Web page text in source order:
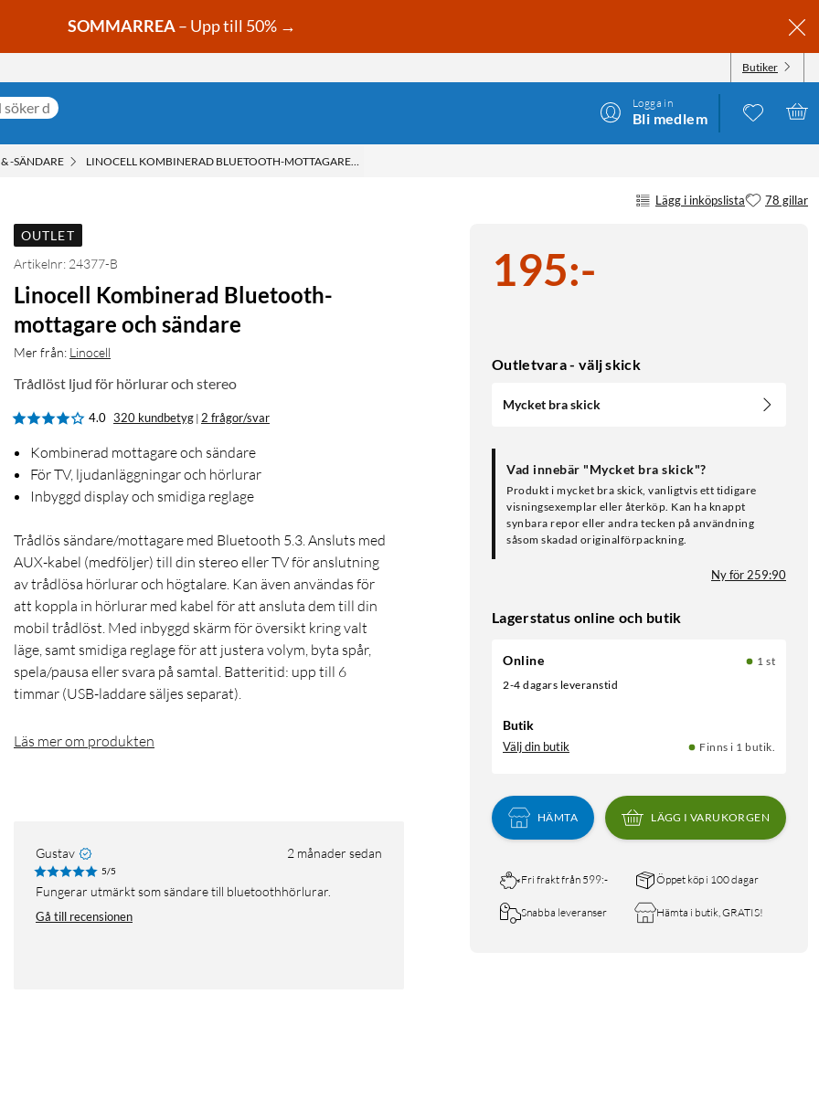
SOMMARREA– Upp till 50% →
Butiker
Logga in
Bli medlem
-SÄNDARE LINOCELL KOMBINERAD BLUETOOTH-MOTTAGARE OCH SÄNDARE
Lägg i inköpslista 78 gillar
195:-
Outletvara - välj skick
Mycket bra skick
Vad innebär "Mycket bra skick"?
Produkt i mycket bra skick, vanligtvis ett tidigare
visningsexemplar eller återköp. Kan ha knappt
synbara repor eller andra tecken på användning
såsom skadad originalförpackning.
Ny för 259:90
Lagerstatus online och butik
Online
1 st
2-4 dagars leveranstid
Butik
Välj din butik Finns i 1 butik.
HÄMTA LÄGG I VARUKORGEN
Fri frakt från 599:- Öppet köp i 100 dagar
Snabba leveranser Hämta i butik, GRATIS!
OUTLET
Artikelnr: 24377-B
Linocell Kombinerad Bluetooth-
mottagare och sändare
Mer från: Linocell
Trådlöst ljud för hörlurar och stereo
4.0 320 kundbetyg | 2 frågor/svar
Kombinerad mottagare och sändare
För TV, ljudanläggningar och hörlurar
Inbyggd display och smidiga reglage
Trådlös sändare/mottagare med Bluetooth 5.3. Ansluts med
AUX-kabel (medföljer) till din stereo eller TV för anslutning
av trådlösa hörlurar och högtalare. Kan även användas för
att koppla in hörlurar med kabel för att ansluta dem till din
mobil trådlöst. Med inbyggd skärm för översikt kring valt
läge, samt smidiga reglage för att justera volym, byta spår,
spela/pausa eller svara på samtal. Batteritid: upp till 6
timmar (USB-laddare säljes separat).
Läs mer om produkten
Gustav 2 månader sedan
5/5
Fungerar utmärkt som sändare till bluetoothhörlurar.
Gå till recensionen